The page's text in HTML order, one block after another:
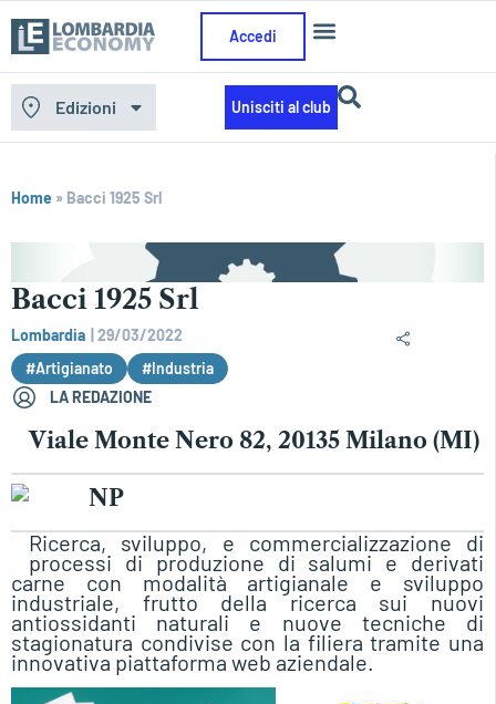
Accedi
Edizioni Unisciti al club
Home » Bacci 1925 Srl
Bacci 1925 Srl
Lombardia
29/03/2022
#Artigianato
#Industria
LA REDAZIONE
Viale Monte Nero 82, 20135 Milano (MI)
NP
Ricerca, sviluppo, e commercializzazione di
processi di produzione di salumi e derivati
carne con modalità artigianale e sviluppo
industriale, frutto della ricerca sui nuovi
antiossidanti naturali e nuove tecniche di
stagionatura condivise con la filiera tramite una
innovativa piattaforma web aziendale.